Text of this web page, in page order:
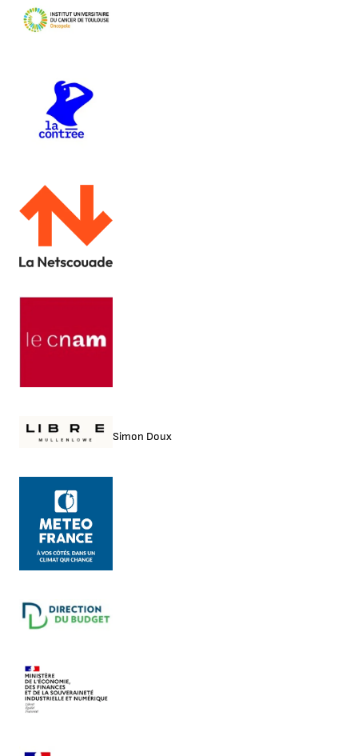
Simon Doux